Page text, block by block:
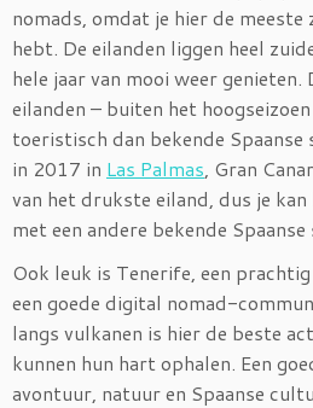
nomads, omdat je hier de meeste
hebt. De eilanden liggen heel
hele jaar van mooi weer genieten.
eilanden – buiten het
toeristisch dan bekende
in 2017 in Las Palmas, Gran
van het drukste eiland, dus je
met een andere bekende Spaanse
Ook leuk is Tenerife, een
een goede digital nomad-
langs vulkanen is hier de beste
kunnen hun hart ophalen. Een
avontuur, natuur en Spaanse